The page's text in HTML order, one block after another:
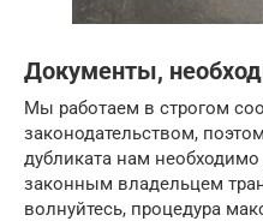
Документы,
Мы работаем в строгом
законодательством,
дубликата нам необходимо
законным владельцем
волнуйтесь, процедура